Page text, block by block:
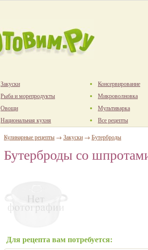
Закуски
Рыба и морепродукты
Овощи
Национальная кухня
Консервирование
Микроволновка
Мультиварка
Все рецепты
Кулинарные рецепты → Закуски → Бутерброды
Бутерброды со
Для рецепта вам потребуется: